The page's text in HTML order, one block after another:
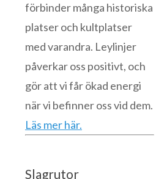
förbinder många historiska
platser och kultplatser
med varandra. Leylinjer
påverkar oss positivt, och
gör att vi får ökad energi
när vi befinner oss vid dem.
Läs mer här.
Slagrutor